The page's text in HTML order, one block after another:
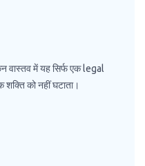
वास्तव में यह सिर्फ एक legal
को नहीं घटाता।